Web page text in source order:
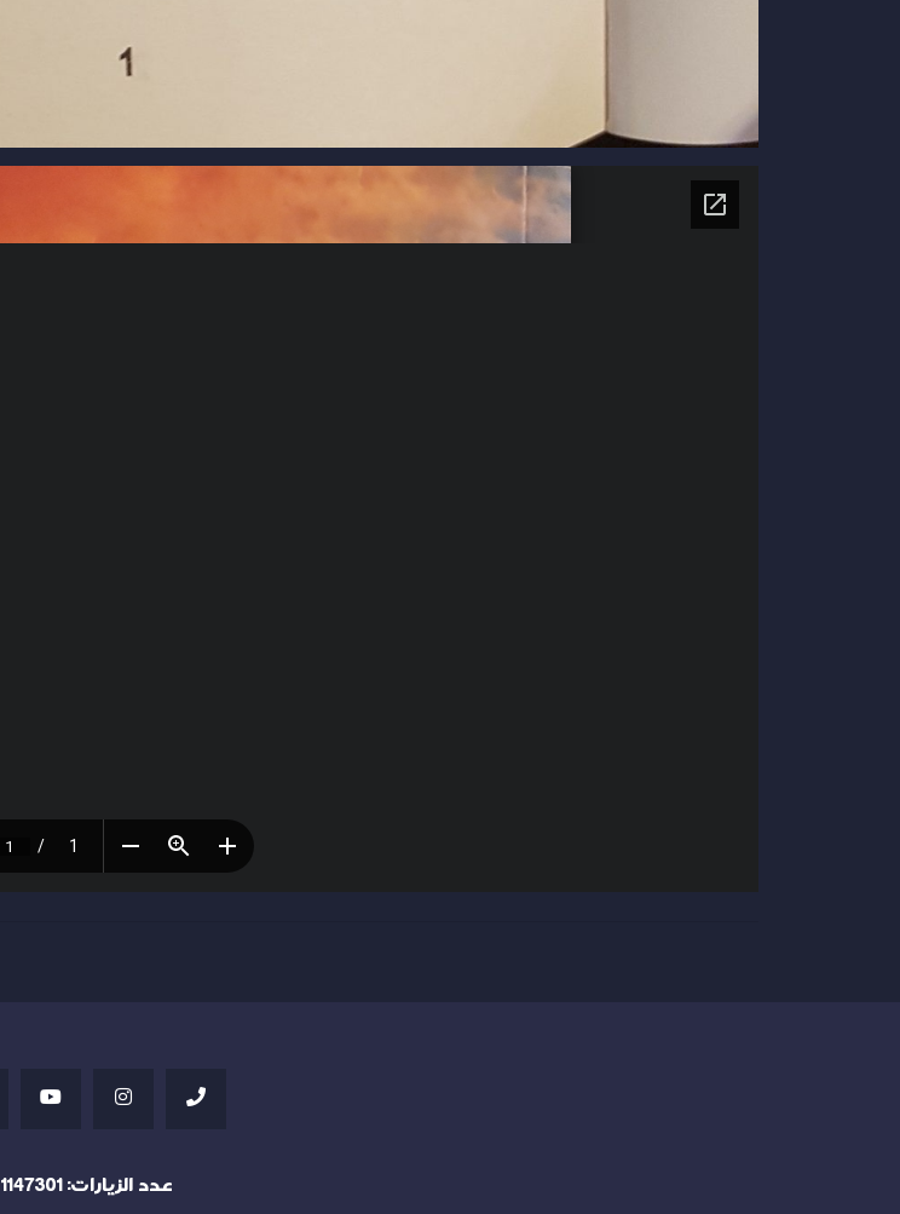
عدد الزيارات: 1147301